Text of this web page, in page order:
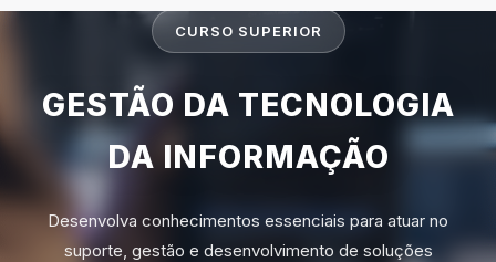
CURSO SUPERIOR
GESTÃO DA TECNOLOGIA
DA INFORMAÇÃO
Desenvolva conhecimentos essenciais para atuar no
suporte, gestão e desenvolvimento de soluções